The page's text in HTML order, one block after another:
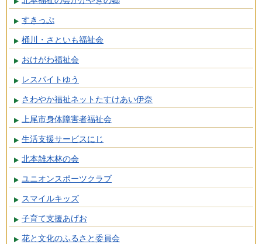
すきっぷ
桶川・さといも福祉会
おけがわ福祉会
レスパイトゆう
さわやか福祉ネットたすけあい伊奈
上尾市身体障害者福祉会
生活支援サービスにじ
北本雑木林の会
ユニオンスポーツクラブ
スマイルキッズ
子育て支援あげお
花と文化のふるさと委員会